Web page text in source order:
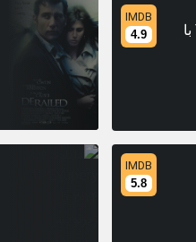
The Middle Kingdom 2023 با
IMDB
4.9
IMDB
5.8